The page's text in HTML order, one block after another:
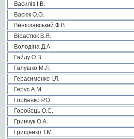
Василів І.В.
Васюк О.О.
Веніславський Ф.В.
Вірастюк В.Я.
Володіна Д.А.
Гайду О.В.
Галушко М.Л.
Герасименко І.Л.
Герус А.М.
Горбенко Р.О.
Горобець О.С.
Гринчук О.А.
Грищенко Т.М.